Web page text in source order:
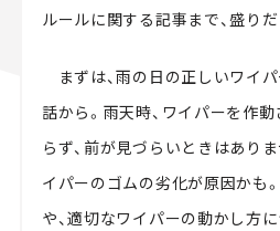
ルールに関する記事まで、盛り
まずは、雨の日の正しいワイ
話から。雨天時、ワイパーを作
らず、前が見づらいときはあり
イパーのゴムの劣化が原因かも
や、適切なワイパーの動かし方